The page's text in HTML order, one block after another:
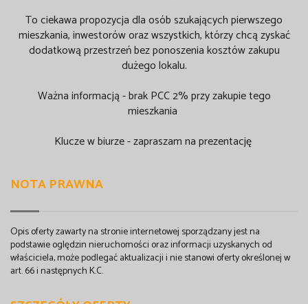
To ciekawa propozycja dla osób szukających pierwszego
mieszkania, inwestorów oraz wszystkich, którzy chcą zyskać
dodatkową przestrzeń bez ponoszenia kosztów zakupu
dużego lokalu.
Ważna informacją - brak PCC 2% przy zakupie tego
mieszkania
Klucze w biurze - zapraszam na prezentację
NOTA PRAWNA
Opis oferty zawarty na stronie internetowej sporządzany jest na
podstawie oględzin nieruchomości oraz informacji uzyskanych od
właściciela, może podlegać aktualizacji i nie stanowi oferty określonej w
art. 66 i następnych K.C.